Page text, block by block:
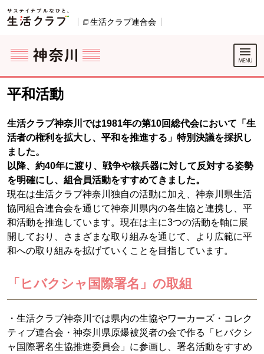
ページの先頭です。
生活クラブ連合会
ここからサイト内共通メニューです。
サイト内共通メニューをスキップする
サイト内共通メニューここまで。
ここから現在位置です。
平和活動
生活クラブ神奈川では1981年の第10回総代会において「生
活者の権利を拡大し、平和を推進する」特別決議を採択し
ました。
以降、約40年に渡り、戦争や核兵器に対して反対する姿勢
を明確にし、組合員活動をすすめてきました。
現在は生活クラブ神奈川独自の活動に加え、神奈川県生活
協同組合連合会を通じて神奈川県内の各生協と連携し、平
和活動を推進しています。現在は主に3つの活動を軸に展
開しており、さまざまな取り組みを通じて、より広範に平
和への取り組みを拡げていくことを目指しています。
「ヒバクシャ国際署名」の取組
・生活クラブ神奈川では県内の生協やワーカーズ・コレク
ティブ連合会・神奈川県原爆被災者の会で作る「ヒバクシ
ャ国際署名生協推進委員会」に参画し、署名活動をすすめ